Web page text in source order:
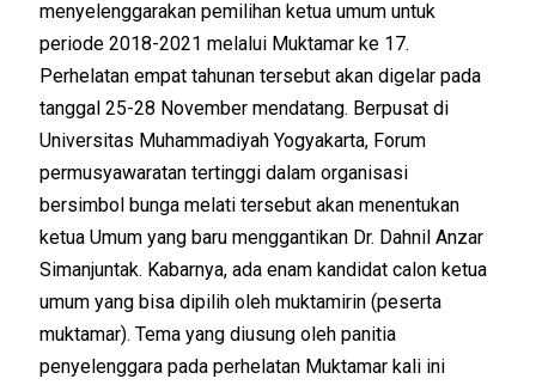
menyelenggarakan pemilihan ketua umum untuk
periode 2018-2021 melalui Muktamar ke 17.
Perhelatan empat tahunan tersebut akan digelar pada
tanggal 25-28 November mendatang. Berpusat di
Universitas Muhammadiyah Yogyakarta, Forum
permusyawaratan tertinggi dalam organisasi
bersimbol bunga melati tersebut akan menentukan
ketua Umum yang baru menggantikan Dr. Dahnil Anzar
Simanjuntak. Kabarnya, ada enam kandidat calon ketua
umum yang bisa dipilih oleh muktamirin (peserta
muktamar). Tema yang diusung oleh panitia
penyelenggara pada perhelatan Muktamar kali ini